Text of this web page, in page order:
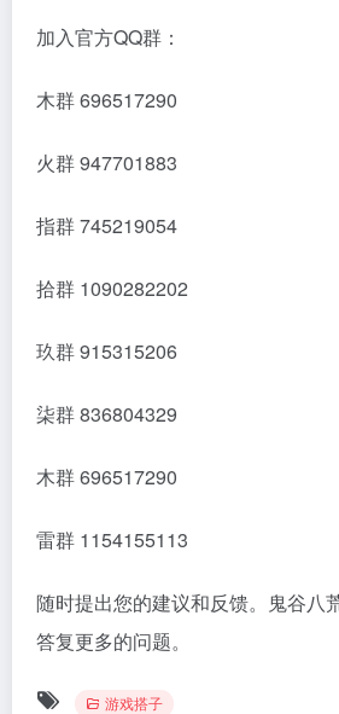
加入官方QQ群：
木群 696517290
火群 947701883
指群 745219054
拾群 1090282202
玖群 915315206
柒群 836804329
木群 696517290
雷群 1154155113
随时提出您的建议和反馈。鬼谷八
答复更多的问题。
游戏搭子